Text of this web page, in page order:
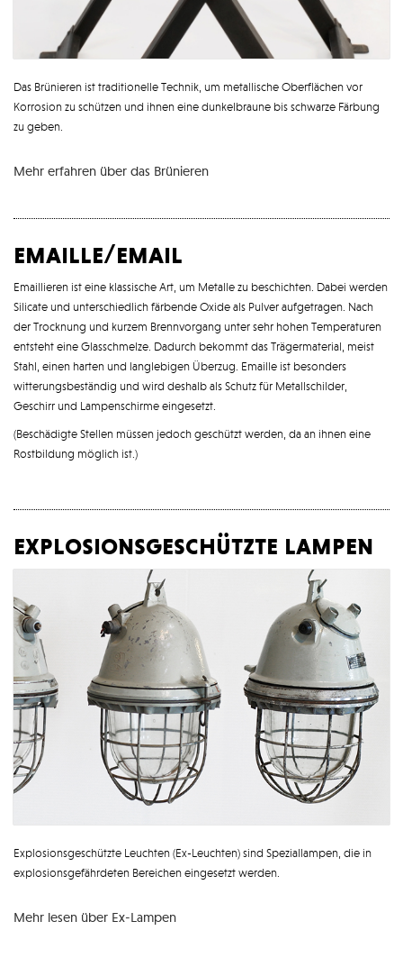
Das Brünieren ist traditionelle Technik, um metallische Oberflächen vor
Korrosion zu schützen und ihnen eine dunkelbraune bis schwarze Färbung
zu geben.
Mehr erfahren über das Brünieren
emaille/email
Emaillieren ist eine klassische Art, um Metalle zu beschichten. Dabei werden
Silicate und unterschiedlich färbende Oxide als Pulver aufgetragen. Nach
der Trocknung und kurzem Brennvorgang unter sehr hohen Temperaturen
entsteht eine Glasschmelze. Dadurch bekommt das Trägermaterial, meist
Stahl, einen harten und langlebigen Überzug. Emaille ist besonders
witterungsbeständig und wird deshalb als Schutz für Metallschilder,
Geschirr und Lampenschirme eingesetzt.
(Beschädigte Stellen müssen jedoch geschützt werden, da an ihnen eine
Rostbildung möglich ist.)
explosionsgeschützte lampen
Explosionsgeschützte Leuchten (Ex-Leuchten) sind Speziallampen, die in
explosionsgefährdeten Bereichen eingesetzt werden.
Mehr lesen über Ex-Lampen